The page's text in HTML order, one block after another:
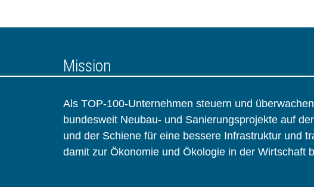
Mission
Als TOP-100-Unternehmen steuern und
bundesweit Neubau- und Sanierungsprojekte auf
und der Schiene für eine bessere Infrastruktur und
damit zur Ökonomie und Ökologie in der Wirtschaft